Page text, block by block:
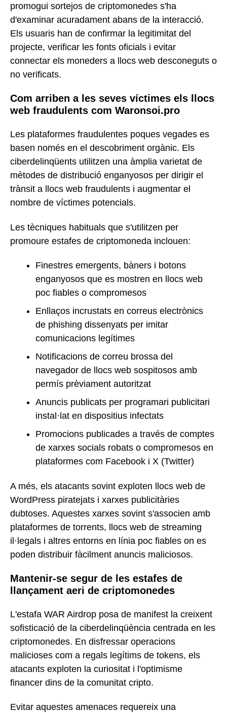
promogui sortejos de criptomonedes s'ha
d'examinar acuradament abans de la interacció.
Els usuaris han de confirmar la legitimitat del
projecte, verificar les fonts oficials i evitar
connectar els moneders a llocs web desconeguts o
no verificats.
Com arriben a les seves víctimes els llocs
web fraudulents com Waronsoi.pro
Les plataformes fraudulentes poques vegades es
basen només en el descobriment orgànic. Els
ciberdelinqüents utilitzen una àmplia varietat de
mètodes de distribució enganyosos per dirigir el
trànsit a llocs web fraudulents i augmentar el
nombre de víctimes potencials.
Les tècniques habituals que s'utilitzen per
promoure estafes de criptomoneda inclouen:
Finestres emergents, bàners i botons
enganyosos que es mostren en llocs web
poc fiables o compromesos
Enllaços incrustats en correus electrònics
de phishing dissenyats per imitar
comunicacions legítimes
Notificacions de correu brossa del
navegador de llocs web sospitosos amb
permís prèviament autoritzat
Anuncis publicats per programari publicitari
instal·lat en dispositius infectats
Promocions publicades a través de comptes
de xarxes socials robats o compromesos en
plataformes com Facebook i X (Twitter)
A més, els atacants sovint exploten llocs web de
WordPress piratejats i xarxes publicitàries
dubtoses. Aquestes xarxes sovint s'associen amb
plataformes de torrents, llocs web de streaming
il·legals i altres entorns en línia poc fiables on es
poden distribuir fàcilment anuncis maliciosos.
Mantenir-se segur de les estafes de
llançament aeri de criptomonedes
L'estafa WAR Airdrop posa de manifest la creixent
sofisticació de la ciberdelinqüència centrada en les
criptomonedes. En disfressar operacions
malicioses com a regals legítims de tokens, els
atacants exploten la curiositat i l'optimisme
financer dins de la comunitat cripto.
Evitar aquestes amenaces requereix una